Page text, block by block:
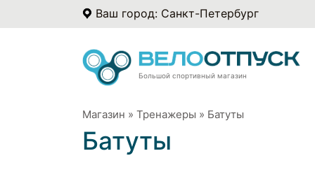
Ваш город: Санкт-Петербург
Большой спортивный магазин
Магазин » Тренажеры » Батуты
Батуты